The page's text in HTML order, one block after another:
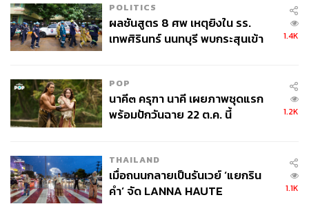
“ปัจจุบันมีเทคนิคมากมายเกิดขึ้น ไม่ว่าจะเป็นเทคนิคใหม่ของ
การใช้ผลิตภัณฑ์สารลดเลือนริ้วรอยและสารเติมเต็ม หรือ
การร้อยไหม ดังนั้นเพื่อให้ผลลัพธ์ทางด้านความงามที่สวย
เทคนิค เพื่อนำไปสู่แนวทางการรักษาแบบองค์รวม”
ยิ่งไปกว่านั้น การจัดงานที่ประเทศไทยยังตอกย้ำให้เห็นถึง
และความงามในเอเชียและเอเชียตะวันออกเฉียงใต้
“เนื่องจากประเทศไทยมีศักยภาพทางด้านบุคลากรที่มี
ประสบการณ์และความเชี่ยวชาญ วิทยาการทางการแพทย์ที่
POLITICS
ผลชันสูตร 8 ศพ เหตุยิงใน รร.
เทพศิรินทร์ นนทบุรี พบกระสุนเข้า
1.4K
POP
นาคี๓ ครุฑา นาคี เผยภาพชุดแรก
พร้อมปักวันฉาย 22 ต.ค. นี้
1.2K
THAILAND
เมื่อถนนกลายเป็นรันเวย์ ‘แยกริน
คำ’ จัด LANNA HAUTE
1.1K